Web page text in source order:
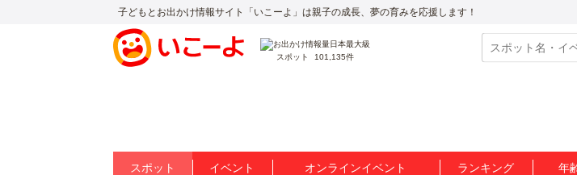
子どもとお出かけ情報サイト「いこーよ」は親子の成長、夢の育みを応援します！
スポット 101,135件
スポット イベント オンラインイベント ランキング 年